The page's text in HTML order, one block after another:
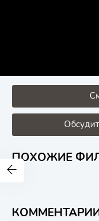
ПОХОЖИЕ